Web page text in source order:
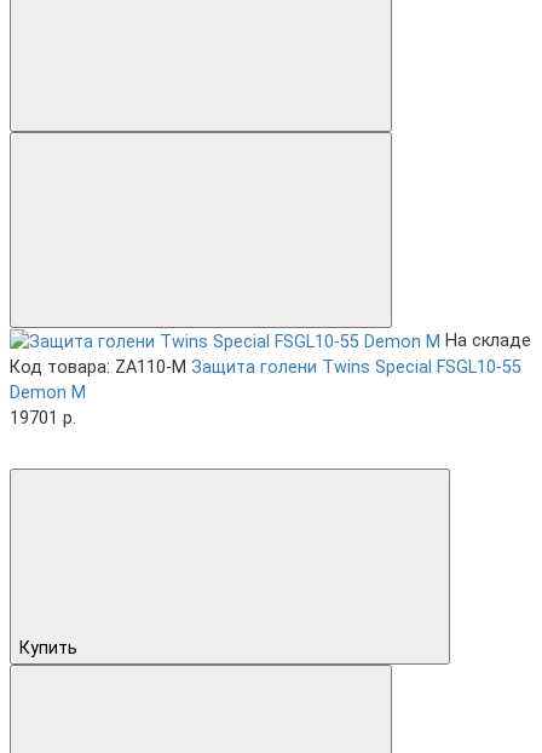
На складе
Код товара: ZA110-M Защита голени Twins Special FSGL10-55
Demon M
19701 р.
Купить